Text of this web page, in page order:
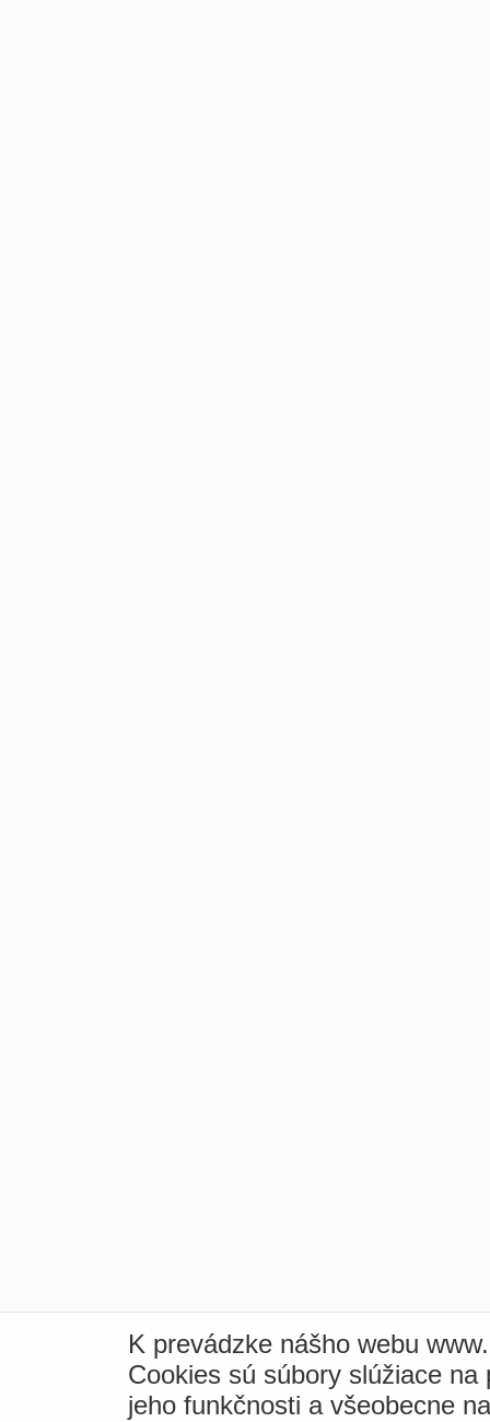
K prevádzke nášho webu
Cookies sú súbory slúžiace
jeho funkčnosti a všeobecne